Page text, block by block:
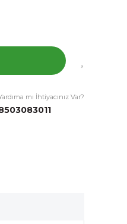
mı İhtiyacınız Var?